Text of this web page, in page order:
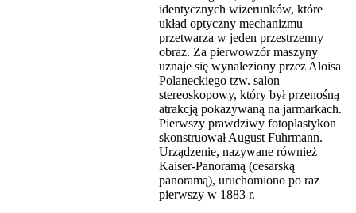
identycznych wizerunków, które
układ optyczny mechanizmu
przetwarza w jeden przestrzenny
obraz. Za pierwowzór maszyny
uznaje się wynaleziony przez Aloisa
Polaneckiego tzw. salon
stereoskopowy, który był przenośną
atrakcją pokazywaną na jarmarkach.
Pierwszy prawdziwy fotoplastykon
skonstruował August Fuhrmann.
Urządzenie, nazywane również
Kaiser-Panoramą (cesarską
panoramą), uruchomiono po raz
pierwszy w 1883 r.